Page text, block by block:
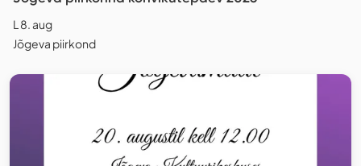
L 8. aug
Jõgeva piirkond